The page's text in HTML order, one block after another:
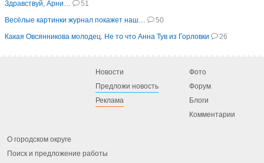
Здравствуй, Арни…
51
Весёлые картинки журнал покажет наш…
50
Какая Овсянникова молодец. Не то что Анна Тув из Горловки
26
Новости
Предложи новость
Реклама
Фото
Форум
Блоги
Комментарии
О городском округе
Поиск и предложение работы